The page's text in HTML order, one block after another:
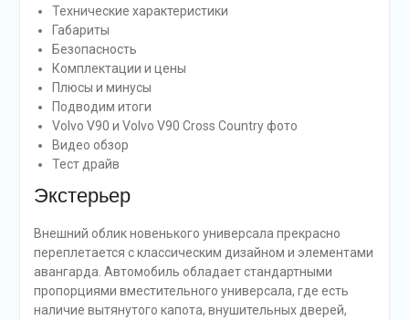
Технические характеристики
Габариты
Безопасность
Комплектации и цены
Плюсы и минусы
Подводим итоги
Volvo V90 и Volvo V90 Cross Country фото
Видео обзор
Тест драйв
Экстерьер
Внешний облик новенького универсала прекрасно
переплетается с классическим дизайном и элементами
авангарда. Автомобиль обладает стандартными
пропорциями вместительного универсала, где есть
наличие вытянутого капота, внушительных дверей,